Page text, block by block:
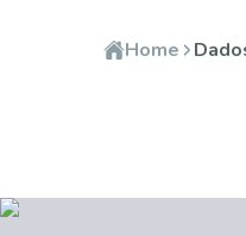
Home